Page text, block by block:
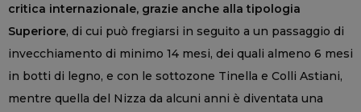
critica internazionale, grazie anche alla tipologia
Superiore, di cui può fregiarsi in seguito a un passaggio di
invecchiamento di minimo 14 mesi, dei quali almeno 6 mesi
in botti di legno, e con le sottozone Tinella e Colli Astiani,
mentre quella del Nizza da alcuni anni è diventata una